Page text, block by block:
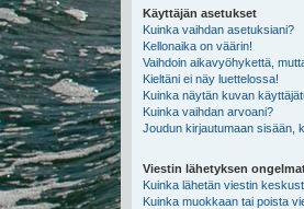
Käyttäjän asetukset
Kuinka vaihdan asetuksiani?
Kellonaika on väärin!
Vaihdoin aikavyöhykettä,
Kieltäni ei näy luettelossa!
Kuinka näytän kuvan
Kuinka vaihdan arvoani?
Joudun kirjautumaan sisään,
Viestin lähetyksen
Kuinka lähetän viestin
Kuinka muokkaan tai poista